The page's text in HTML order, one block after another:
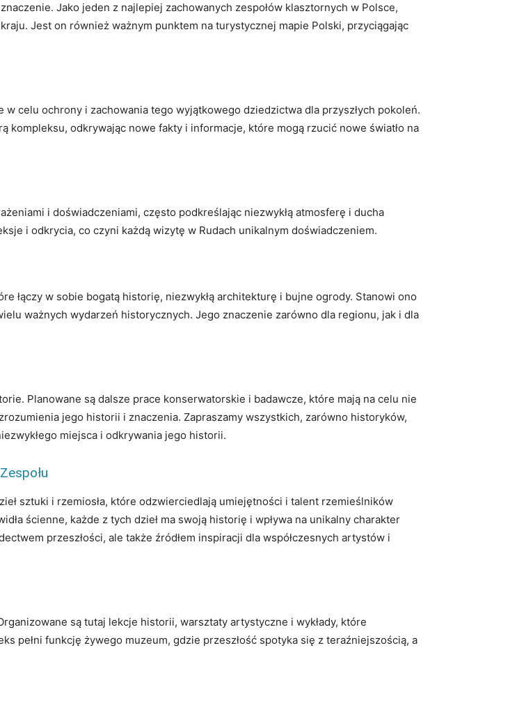
Jako jeden z najlepiej zachowanych zespołów klasztornych w Polsce,
Jest on również ważnym punktem na turystycznej mapie Polski, przyciągając
celu ochrony i zachowania tego wyjątkowego dziedzictwa dla przyszłych pokoleń.
kompleksu, odkrywając nowe fakty i informacje, które mogą rzucić nowe światło na
i doświadczeniami, często podkreślając niezwykłą atmosferę i ducha
i odkrycia, co czyni każdą wizytę w Rudach unikalnym doświadczeniem.
łączy w sobie bogatą historię, niezwykłą architekturę i bujne ogrody. Stanowi ono
ważnych wydarzeń historycznych. Jego znaczenie zarówno dla regionu, jak i dla
Planowane są dalsze prace konserwatorskie i badawcze, które mają na celu nie
jego historii i znaczenia. Zapraszamy wszystkich, zarówno historyków,
miejsca i odkrywania jego historii.
sztuki i rzemiosła, które odzwierciedlają umiejętności i talent rzemieślników
ścienne, każde z tych dzieł ma swoją historię i wpływa na unikalny charakter
przeszłości, ale także źródłem inspiracji dla współczesnych artystów i
są tutaj lekcje historii, warsztaty artystyczne i wykłady, które
pełni funkcję żywego muzeum, gdzie przeszłość spotyka się z teraźniejszością, a